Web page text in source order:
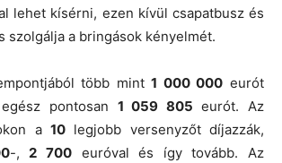
lehet kísérni, ezen kívül csapatbusz és
szolgálja a bringások kényelmét.
több mint1 000 000 eurót
pontosan 1 059 805 eurót. Az
a 10 legjobb versenyzőt díjazzák,
-,2 700 euróval és így tovább. Az